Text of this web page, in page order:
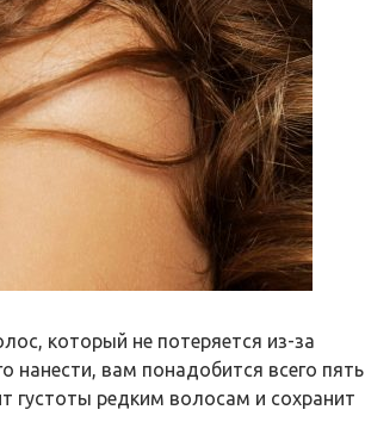
который не потеряется из-за
нанести, вам понадобится всего пять
густоты редким волосам и сохранит